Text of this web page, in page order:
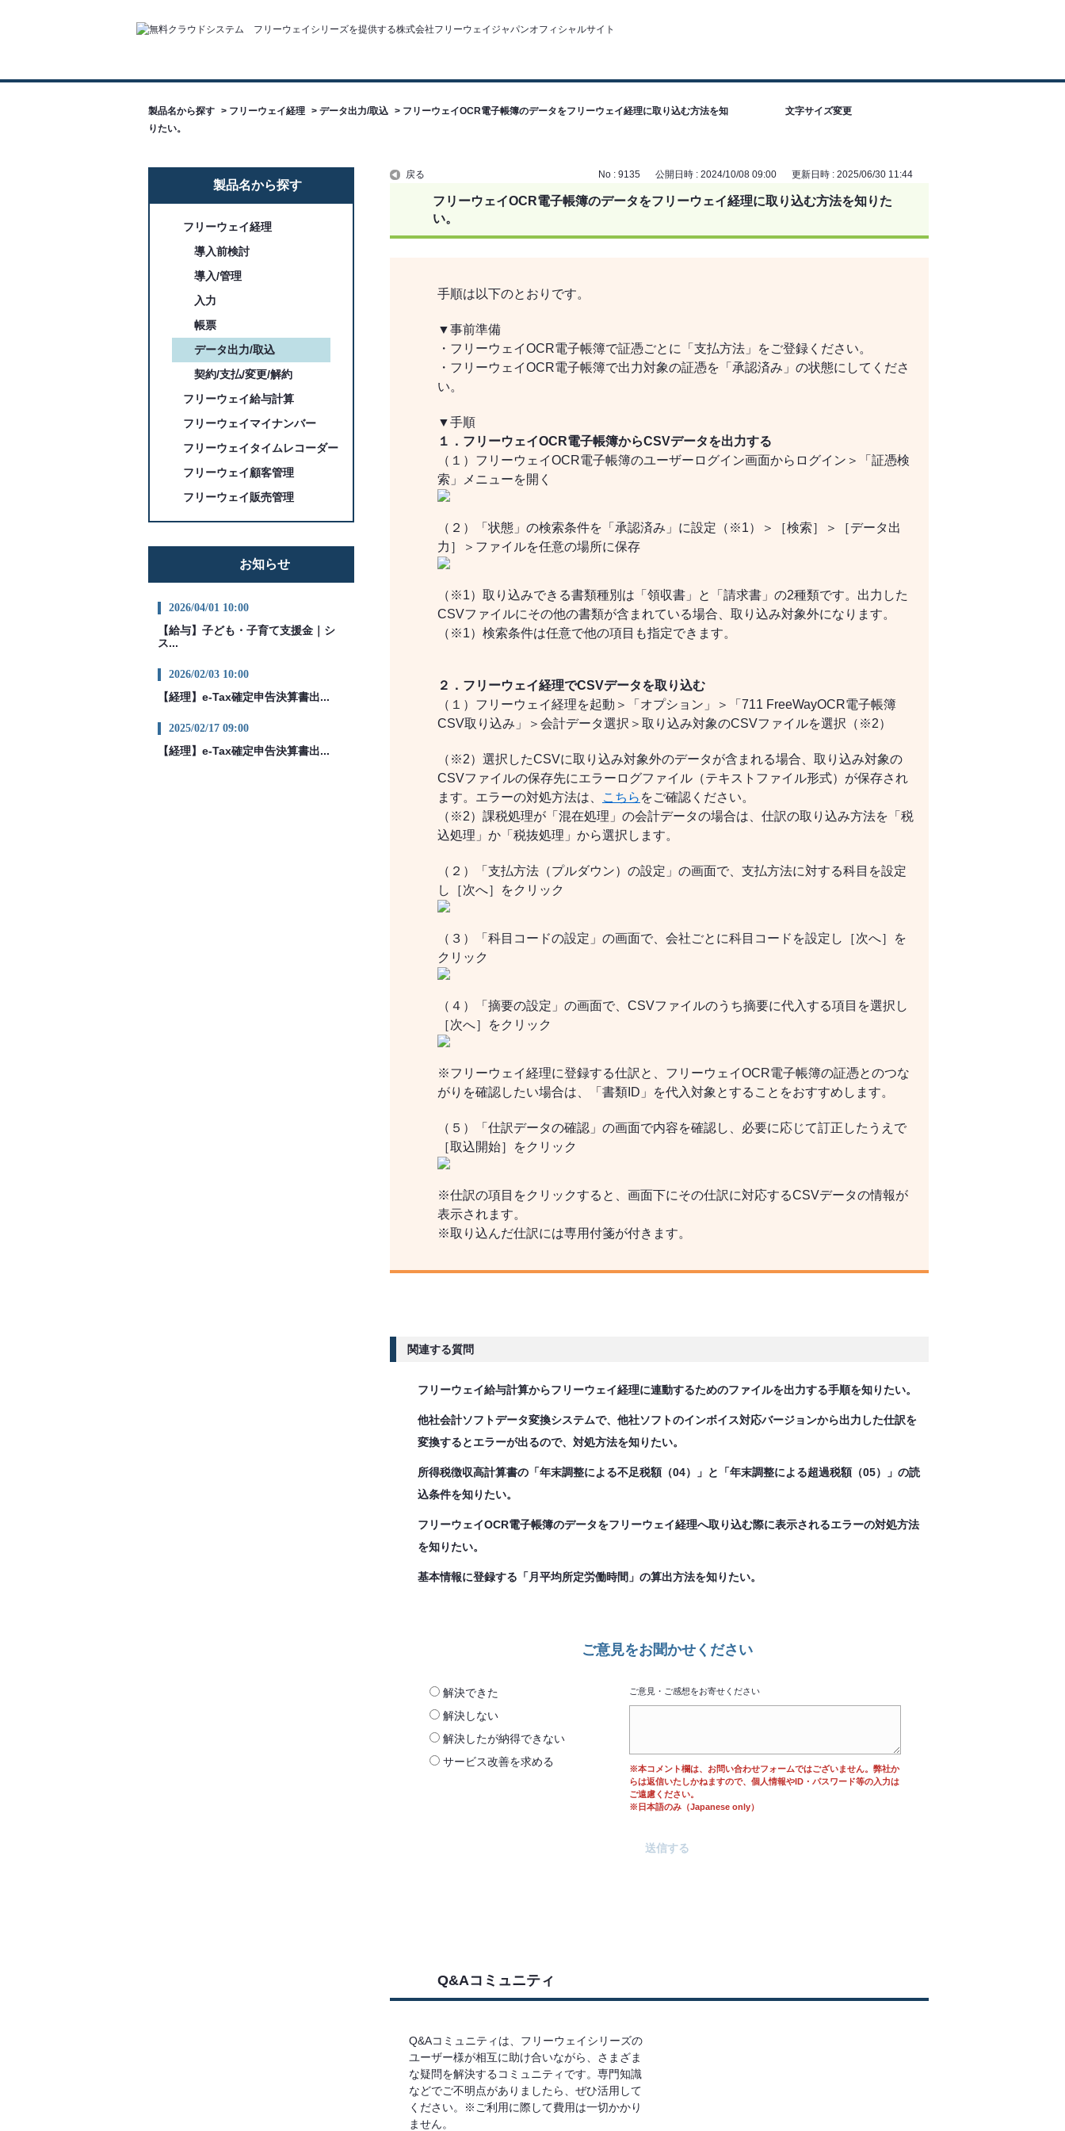
文字サイズ変更
製品名から探す > フリーウェイ経理 > データ出力/取込 > フリーウェイOCR電子帳簿のデータをフリーウェイ経理に取り込む方法を知
りたい。
製品名から探す
フリーウェイ経理
導入前検討
導入/管理
入力
帳票
データ出力/取込
契約/支払/変更/解約
フリーウェイ給与計算
フリーウェイマイナンバー
フリーウェイタイムレコーダー
フリーウェイ顧客管理
フリーウェイ販売管理
お知らせ
2026/04/01 10:00
【給与】子ども・子育て支援金｜シ
ス...
2026/02/03 10:00
【経理】e-Tax確定申告決算書出...
2025/02/17 09:00
【経理】e-Tax確定申告決算書出...
戻る No : 9135 公開日時 : 2024/10/08 09:00 更新日時 : 2025/06/30 11:44
フリーウェイOCR電子帳簿のデータをフリーウェイ経理に取り込む方法を知りた
い。
手順は以下のとおりです。
▼事前準備
・フリーウェイOCR電子帳簿で証憑ごとに「支払方法」をご登録ください。
・フリーウェイOCR電子帳簿で出力対象の証憑を「承認済み」の状態にしてくださ
い。
▼手順
１．フリーウェイOCR電子帳簿からCSVデータを出力する
（１）フリーウェイOCR電子帳簿のユーザーログイン画面からログイン＞「証憑検
索」メニューを開く
（２）「状態」の検索条件を「承認済み」に設定（※1）＞［検索］＞［データ出
力］＞ファイルを任意の場所に保存
（※1）取り込みできる書類種別は「領収書」と「請求書」の2種類です。出力した
CSVファイルにその他の書類が含まれている場合、取り込み対象外になります。
（※1）検索条件は任意で他の項目も指定できます。
２．フリーウェイ経理でCSVデータを取り込む
（１）フリーウェイ経理を起動＞「オプション」＞「711 FreeWayOCR電子帳簿
CSV取り込み」＞会計データ選択＞取り込み対象のCSVファイルを選択（※2）
（※2）選択したCSVに取り込み対象外のデータが含まれる場合、取り込み対象の
CSVファイルの保存先にエラーログファイル（テキストファイル形式）が保存され
ます。エラーの対処方法は、
こちら をご確認ください。
（※2）課税処理が「混在処理」の会計データの場合は、仕訳の取り込み方法を「税
込処理」か「税抜処理」から選択します。
（２）「支払方法（プルダウン）の設定」の画面で、支払方法に対する科目を設定
し［次へ］をクリック
（３）「科目コードの設定」の画面で、会社ごとに科目コードを設定し［次へ］を
クリック
（４）「摘要の設定」の画面で、CSVファイルのうち摘要に代入する項目を選択し
［次へ］をクリック
※フリーウェイ経理に登録する仕訳と、フリーウェイOCR電子帳簿の証憑とのつな
がりを確認したい場合は、「書類ID」を代入対象とすることをおすすめします。
（５）「仕訳データの確認」の画面で内容を確認し、必要に応じて訂正したうえで
［取込開始］をクリック
※仕訳の項目をクリックすると、画面下にその仕訳に対応するCSVデータの情報が
表示されます。
※取り込んだ仕訳には専用付箋が付きます。
関連する質問
フリーウェイ給与計算からフリーウェイ経理に連動するためのファイルを出力する手順を知りたい。
他社会計ソフトデータ変換システムで、他社ソフトのインボイス対応バージョンから出力した仕訳を
変換するとエラーが出るので、対処方法を知りたい。
所得税徴収高計算書の「年末調整による不足税額（04）」と「年末調整による超過税額（05）」の読
込条件を知りたい。
フリーウェイOCR電子帳簿のデータをフリーウェイ経理へ取り込む際に表示されるエラーの対処方法
を知りたい。
基本情報に登録する「月平均所定労働時間」の算出方法を知りたい。
ご意見をお聞かせください
解決できた
解決しない
解決したが納得できない
サービス改善を求める
ご意見・ご感想をお寄せください
※本コメント欄は、お問い合わせフォームではございません。弊社か
らは返信いたしかねますので、個人情報やID・パスワード等の入力は
ご遠慮ください。
※日本語のみ（Japanese only）
Q&Aコミュニティ
Q&Aコミュニティは、フリーウェイシリーズの
ユーザー様が相互に助け合いながら、さまざま
な疑問を解決するコミュニティです。専門知識
などでご不明点がありましたら、ぜひ活用して
ください。※ご利用に際して費用は一切かかり
ません。